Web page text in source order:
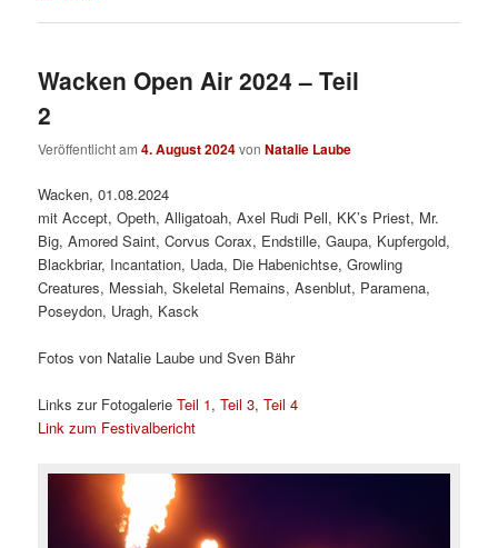
Wacken Open Air 2024 – Teil
2
Veröffentlicht am4. August 2024vonNatalie Laube
Wacken, 01.08.2024
mit Accept, Opeth, Alligatoah, Axel Rudi Pell, KK’s Priest, Mr.
Big, Amored Saint, Corvus Corax, Endstille, Gaupa, Kupfergold,
Blackbriar, Incantation, Uada, Die Habenichtse, Growling
Creatures, Messiah, Skeletal Remains, Asenblut, Paramena,
Poseydon, Uragh, Kasck
Fotos von Natalie Laube und Sven Bähr
Links zur FotogalerieTeil 1,Teil 3,Teil 4
Link zum Festivalbericht